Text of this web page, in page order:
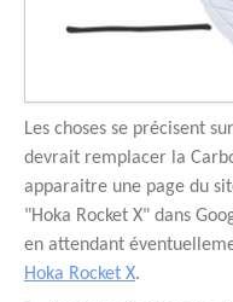
Les choses se précisent
devrait remplacer la
apparaitre une page du
"Hoka Rocket X" dans
en attendant
Hoka Rocket X.